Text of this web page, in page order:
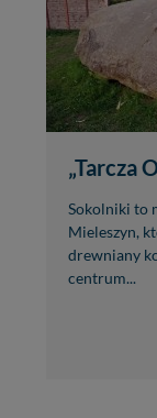
„Tarcza
Sokolniki to
Mieleszyn,
drewniany
centrum...